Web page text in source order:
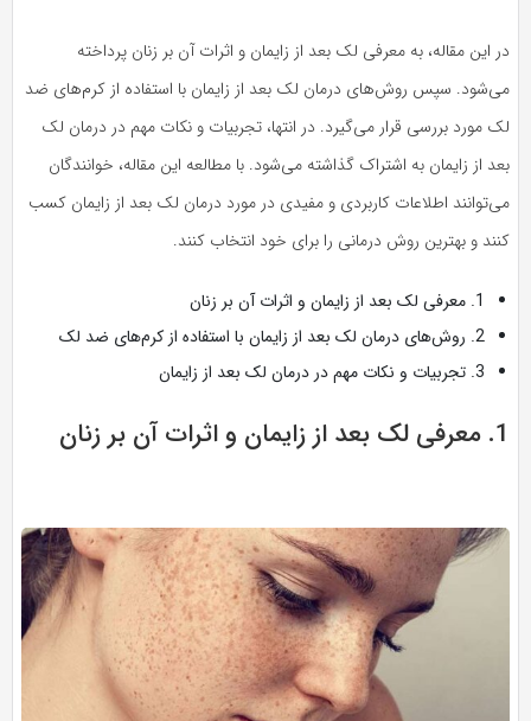
در این مقاله، به معرفی لک بعد از زایمان و اثرات آن بر زنان پرداخته
می‌شود. سپس روش‌های درمان لک بعد از زایمان با استفاده از کرم‌های ضد
لک مورد بررسی قرار می‌گیرد. در انتها، تجربیات و نکات مهم در درمان لک
بعد از زایمان به اشتراک گذاشته می‌شود. با مطالعه این مقاله، خوانندگان
می‌توانند اطلاعات کاربردی و مفیدی در مورد درمان لک بعد از زایمان کسب
کنند و بهترین روش درمانی را برای خود انتخاب کنند.
1. معرفی لک بعد از زایمان و اثرات آن بر زنان
2. روش‌های درمان لک بعد از زایمان با استفاده از کرم‌های ضد لک
3. تجربیات و نکات مهم در درمان لک بعد از زایمان
1. معرفی لک بعد از زایمان و اثرات آن بر زنان